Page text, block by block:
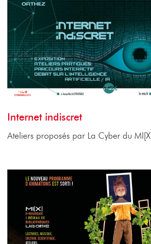
Internet indiscret
Ateliers proposés par La Cyber du MI[X]